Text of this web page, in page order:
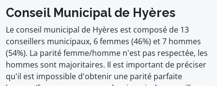
Conseil Municipal de Hyères
Le conseil municipal de Hyères est composé de 13
conseillers municipaux, 6 femmes (46%) et 7 hommes
(54%). La parité femme/homme n'est pas respectée, les
hommes sont majoritaires. Il est important de préciser
qu'il est impossible d'obtenir une parité parfaite